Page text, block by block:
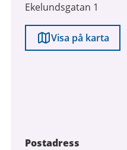
Ekelundsgatan 1
Visa på karta
Postadress